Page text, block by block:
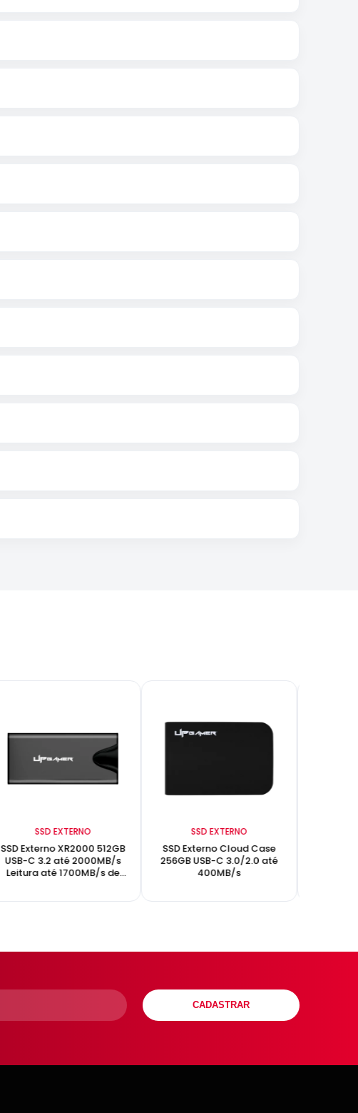
SSD EXTERNO
SSD Externo XR2000 512GB
USB-C 3.2 até 2000MB/s
Leitura até 1700MB/s de
SSD EXTERNO
SSD Externo Cloud Case
256GB USB-C 3.0/2.0 até
400MB/s
CADASTRAR